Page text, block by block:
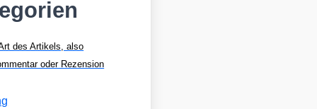
des Artikels, also
oder Rezension